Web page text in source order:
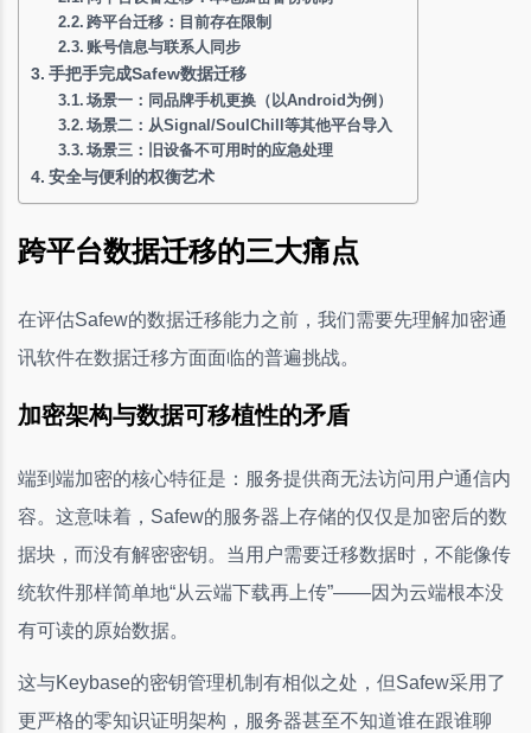
跨平台迁移：目前存在限制
账号信息与联系人同步
手把手完成Safew数据迁移
场景一：同品牌手机更换（以Android为例）
场景二：从Signal/SoulChill等其他平台导入
场景三：旧设备不可用时的应急处理
安全与便利的权衡艺术
跨平台数据迁移的三大痛点
在评估Safew的数据迁移能力之前，我们需要先理解加密通
讯软件在数据迁移方面面临的普遍挑战。
加密架构与数据可移植性的矛盾
端到端加密的核心特征是：服务提供商无法访问用户通信内
容。这意味着，Safew的服务器上存储的仅仅是加密后的数
据块，而没有解密密钥。当用户需要迁移数据时，不能像传
统软件那样简单地“从云端下载再上传”——因为云端根本没
有可读的原始数据。
这与Keybase的密钥管理机制有相似之处，但Safew采用了
更严格的零知识证明架构，服务器甚至不知道谁在跟谁聊